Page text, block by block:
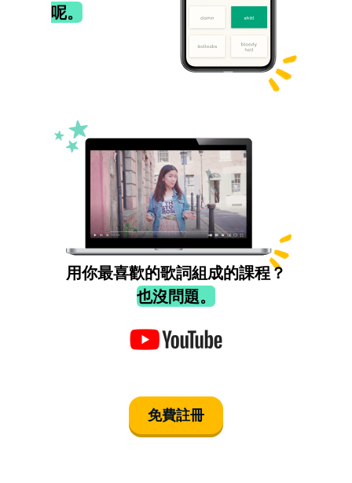
呢。
用你最喜歡的歌詞組成的課程？
也沒問題。
免費註冊